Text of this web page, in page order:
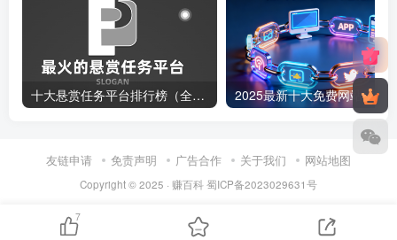
十大悬赏任务平台排行榜（全网最好的悬赏任务平台）
友链申请 免责声明 广告合作 关于我们 网站地图
Copyright © 2025 · 赚百科蜀ICP备2023029631号
7